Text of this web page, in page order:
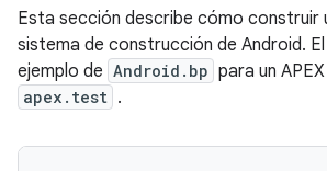
Esta sección describe cómo construir
sistema de construcción de Android. El
ejemplo de Android.bp para un
apex.test .